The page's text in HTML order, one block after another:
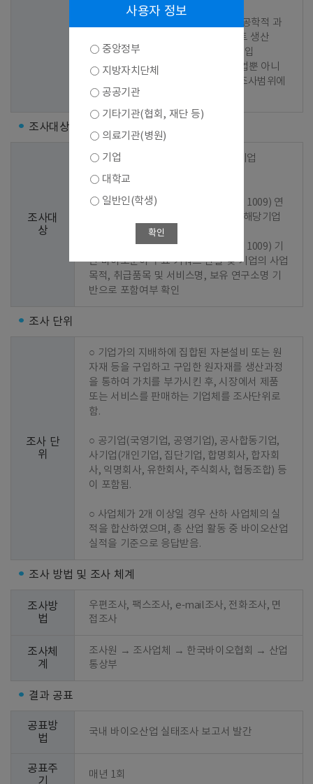
서비스 포함)과정에 이용
정에 이용되는 기계, 장비 또는 플랜트 생산
  - 위의 제품을 해당국가에서 직접 수입
※ 위의 활동으로 매출이 발생한 기업뿐 아니
라 연구개발을 추진 중인 기업 역시 조사범위에
포함
조사대상
조사대
상
○ 1차 선정 : 2023년 기준 조사결과 기업
○ 2차 선정 : 신규기업 발굴
  - 1단계 : 바이오산업 분류코드(KS J 1009) 연
계 한국표준산업분류(KSIC) 지정 및 해당기업
반 바이오분야 주요 키워드 선별 및 기업의 사업
목적, 취급품목 및 서비스명, 보유 연구소명 기
반으로 포함여부 확인
조사 단위
조사 단
위
○ 기업가의 지배하에 집합된 자본설비 또는 원
자재 등을 구입하고 구입한 원자재를 생산과정
을 통하여 가치를 부가시킨 후, 시장에서 제품
또는 서비스를 판매하는 기업체를 조사단위로
함.
○ 공기업(국영기업, 공영기업), 공사합동기업,
사기업(개인기업, 집단기업, 합명회사, 합자회
사, 익명회사, 유한회사, 주식회사, 협동조합) 등
이 포함됨.
○ 사업체가 2개 이상일 경우 산하 사업체의 실
적을 합산하였으며, 총 산업 활동 중 바이오산업
실적을 기준으로 응답받음.
조사 방법 및 조사 체계
조사방
법
우편조사, 팩스조사, e-mail조사, 전화조사, 면
접조사
조사체
계
조사원 → 조사업체 → 한국바이오협회 → 산업
통상부
결과 공표
공표방
법
국내 바이오산업 실태조사 보고서 발간
공표주
기
매년 1회
사용자 정보
중앙정부
지방자치단체
공공기관
기타기관(협회, 재단 등)
의료기관(병원)
기업
대학교
일반인(학생)
확인